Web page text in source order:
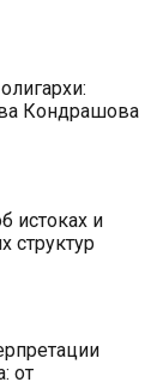
Кондрашова
истоках и
структур
от